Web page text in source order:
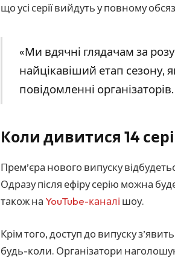
що усі серії вийдуть у повному
«Ми вдячні глядачам за
найцікавіший етап сезону,
повідомленні організаторів.
Коли дивитися 14
Прем’єра нового випуску
Одразу після ефіру серію можна
також на YouTube-каналі шоу.
Крім того, доступ до випуску
будь-коли. Організатори